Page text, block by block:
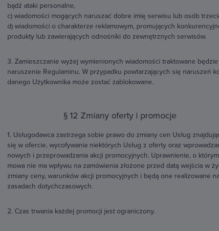
bądź ataki personalne,
c) wiadomości mogących naruszać dobre imię serwisu lub osób
d) wiadomości o charakterze reklamowym, promujących
produkty lub zawierających odnośniki do zewnętrznych serwisów.
3. Zamieszczanie wyżej wymienionych wiadomości traktowane
naruszenie Regulaminu. W przypadku powtarzających się naruszeń
danego Użytkownika może zostać zablokowane.
§ 12 Zmiany oferty i promocje
1. Usługodawca zastrzega sobie prawo do zmiany cen Usług
się w ofercie, wycofywania niektórych Usług z oferty oraz
nowych i przeprowadzania akcji promocyjnych. Uprawnienie, o którym
mowa nie ma wpływu na zamówienia złożone przed datą wejścia w
zmiany ceny, warunków akcji promocyjnych i będą one realizowane
zasadach dotychczasowych.
2. Czas trwania każdej promocji jest ograniczony.